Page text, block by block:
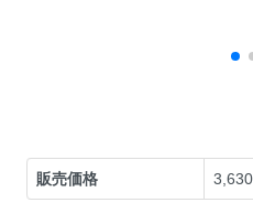
販売価格